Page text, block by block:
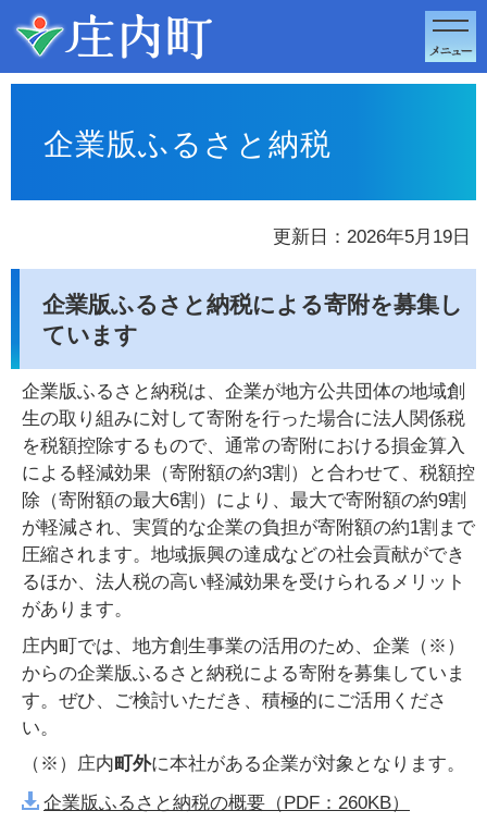
このページの本文へ移動
企業版ふるさと納税
更新日：2026年5月19日
企業版ふるさと納税による寄附を募集し
ています
企業版ふるさと納税は、企業が地方公共団体の地域創
生の取り組みに対して寄附を行った場合に法人関係税
を税額控除するもので、通常の寄附における損金算入
による軽減効果（寄附額の約3割）と合わせて、税額控
除（寄附額の最大6割）により、最大で寄附額の約9割
が軽減され、実質的な企業の負担が寄附額の約1割まで
圧縮されます。地域振興の達成などの社会貢献ができ
るほか、法人税の高い軽減効果を受けられるメリット
があります。
庄内町では、地方創生事業の活用のため、企業（※）
からの企業版ふるさと納税による寄附を募集していま
す。ぜひ、ご検討いただき、積極的にご活用くださ
い。
（※）庄内町外に本社がある企業が対象となります。
企業版ふるさと納税の概要（PDF：260KB）